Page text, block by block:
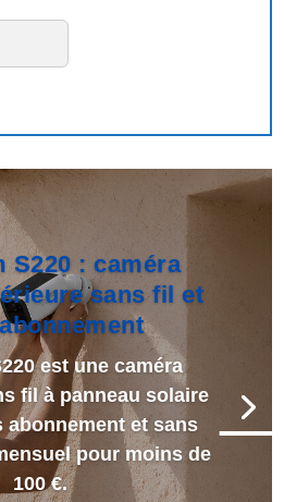
S220 : caméra
sans fil et
est une caméra
fil à panneau solaire
abonnement et sans
pour moins de
100 €.